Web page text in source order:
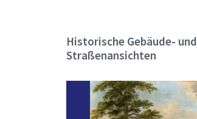
Historische Gebäude- und
Straßenansichten